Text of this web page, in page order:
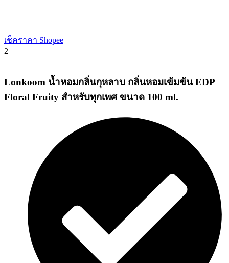
เช็คราคา Shopee
2
Lonkoom น้ำหอมกลิ่นกุหลาบ กลิ่นหอมเข้มข้น EDP
Floral Fruity สำหรับทุกเพศ ขนาด 100 ml.